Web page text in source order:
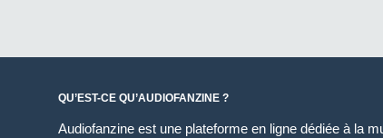
QU’EST-CE QU’AUDIOFANZINE ?
Audiofanzine est une plateforme en ligne dédiée à la